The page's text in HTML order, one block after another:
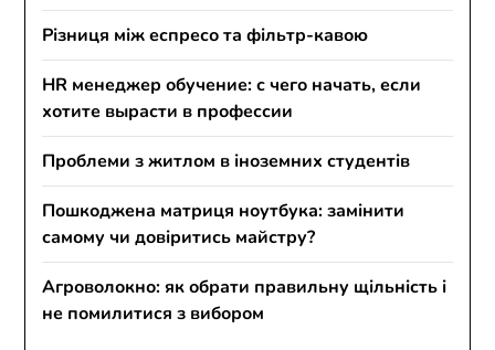
Різниця між еспресо та фільтр-кавою
HR менеджер обучение: с чего начать, если
хотите вырасти в профессии
Проблеми з житлом в іноземних студентів
Пошкоджена матриця ноутбука: замінити
самому чи довіритись майстру?
Агроволокно: як обрати правильну щільність і
не помилитися з вибором